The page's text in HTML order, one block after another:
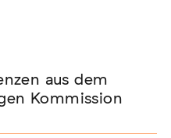
aus dem
Kommission